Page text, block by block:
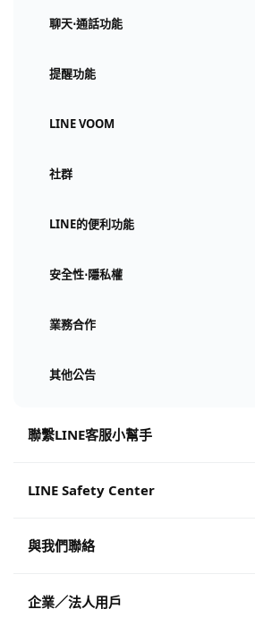
聊天⋅通話功能
提醒功能
LINE VOOM
社群
LINE的便利功能
安全性⋅隱私權
業務合作
其他公告
聯繫LINE客服小幫手
LINE Safety Center
與我們聯絡
企業／法人用戶